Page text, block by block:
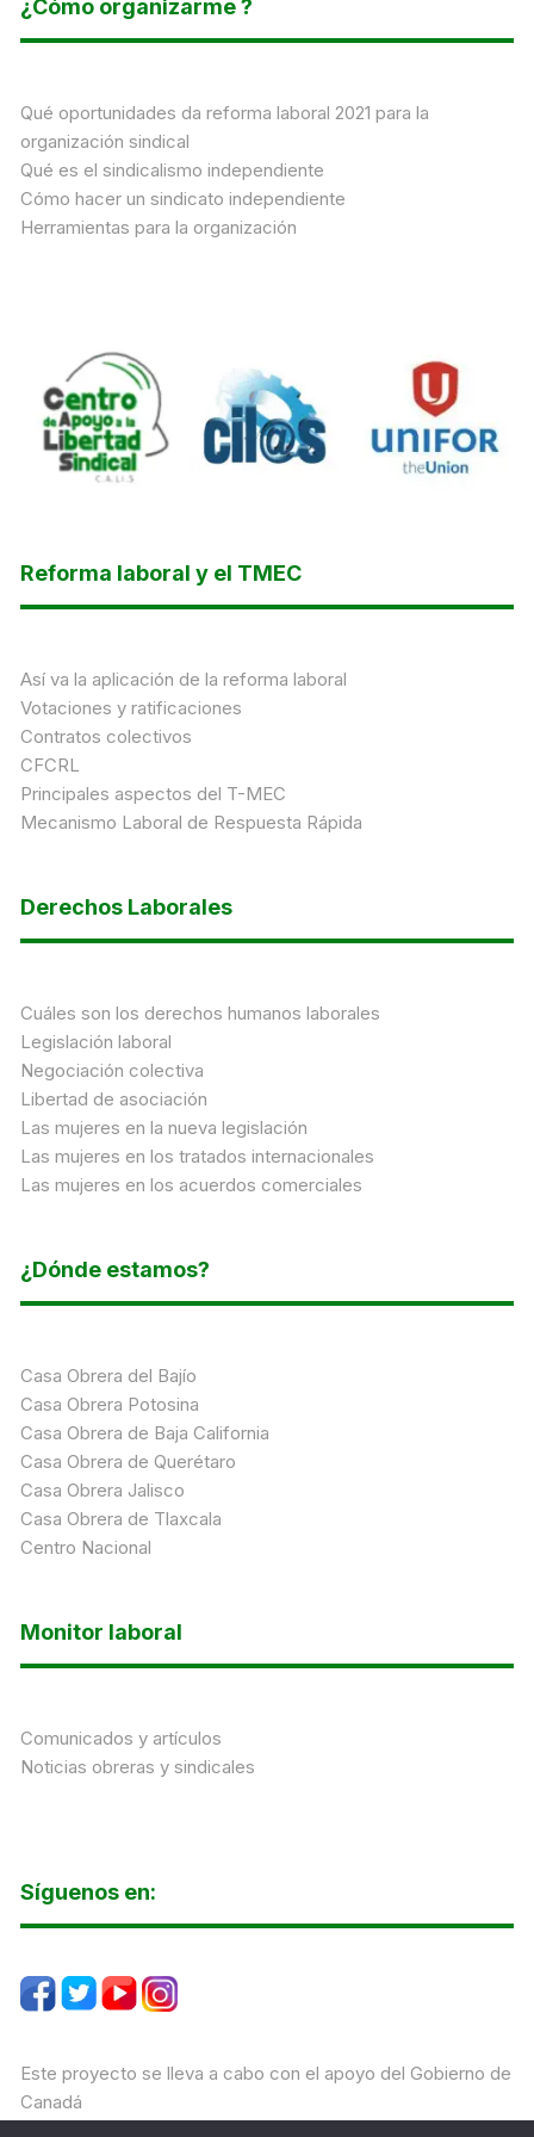
¿Cómo organizarme ?
Qué oportunidades da reforma laboral 2021 para la
organización sindical
Qué es el sindicalismo independiente
Cómo hacer un sindicato independiente
Herramientas para la organización
Reforma laboral y el TMEC
Así va la aplicación de la reforma laboral
Votaciones y ratificaciones
Contratos colectivos
CFCRL
Principales aspectos del T-MEC
Mecanismo Laboral de Respuesta Rápida
Derechos Laborales
Cuáles son los derechos humanos laborales
Legislación laboral
Negociación colectiva
Libertad de asociación
Las mujeres en la nueva legislación
Las mujeres en los tratados internacionales
Las mujeres en los acuerdos comerciales
¿Dónde estamos?
Casa Obrera del Bajío
Casa Obrera Potosina
Casa Obrera de Baja California
Casa Obrera de Querétaro
Casa Obrera Jalisco
Casa Obrera de Tlaxcala
Centro Nacional
Monitor laboral
Comunicados y artículos
Noticias obreras y sindicales
Síguenos en:
Este proyecto se lleva a cabo con el apoyo del Gobierno de
Canadá